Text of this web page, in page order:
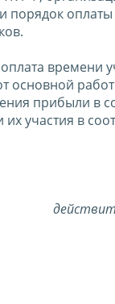
порядок
времени
основной
прибыли в
участия в